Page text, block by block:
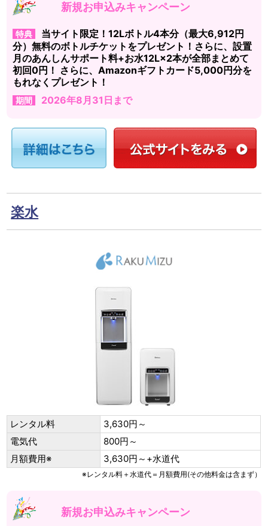
新規お申込みキャンペーン
特典
当サイト限定！12Lボトル4本分（最大6,912円
分）無料のボトルチケットをプレゼント！さらに、設置
月のあんしんサポート料+お水12L×2本が全部まとめて
初回0円！ さらに、Amazonギフトカード5,000円分を
もれなくプレゼント！
期間 2026年8月31日まで
楽水
レンタル料
3,630円～
電気代
800円～
月額費用※
3,630円～+水道代
※レンタル料＋水道代＝月額費用(その他料金は含まず）
新規お申込みキャンペーン